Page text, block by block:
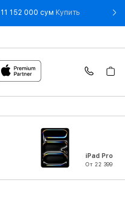
152 000 сум Купить- iPhone 17
iPad Pro 11
От 22 399 000